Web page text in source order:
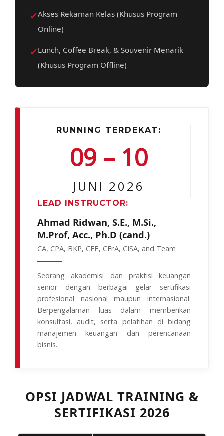
✔Akses Rekaman Kelas (Khusus Program
Online)
✔Lunch, Coffee Break, & Souvenir Menarik
(Khusus Program Offline)
RUNNING TERDEKAT:
09 – 10
JUNI 2026
LEAD INSTRUCTOR:
Ahmad Ridwan, S.E., M.Si.,
M.Prof, Acc., Ph.D (cand.)
CA, CPA, BKP, CFE, CFrA, CISA, and Team
Seorang akademisi dan praktisi keuangan
senior dengan berbagai gelar sertifikasi
profesional nasional maupun internasional.
Berpengalaman luas dalam memberikan
konsultasi, audit, serta pelatihan di bidang
manajemen keuangan dan perencanaan
bisnis.
OPSI JADWAL TRAINING &
SERTIFIKASI 2026